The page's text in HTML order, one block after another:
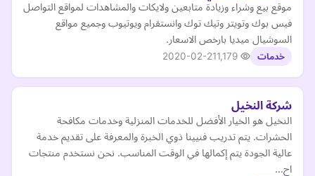
موقع بيع وشراء وزيادة متابعين ولايكات والمشاهدات لمواقع التواصل
فيس بوك وتويتر وتيك توك وانستقرام ويوتيوب وجميع مواقع
السوشيال ميديا بارخص الاسعار.
خدمات 2020-02-21
شركة النخيل
النخيل هو الخيار الأفضل للخدمات المنزلية وخدمات مكافحة
الحشرات. يتم تدريب فنيينا ذوي الخبرة والمعرفة على تقديم خدمة
عالية الجودة يتم إكمالها في الوقت المناسب. نحن نستخدم منتجات
اح…